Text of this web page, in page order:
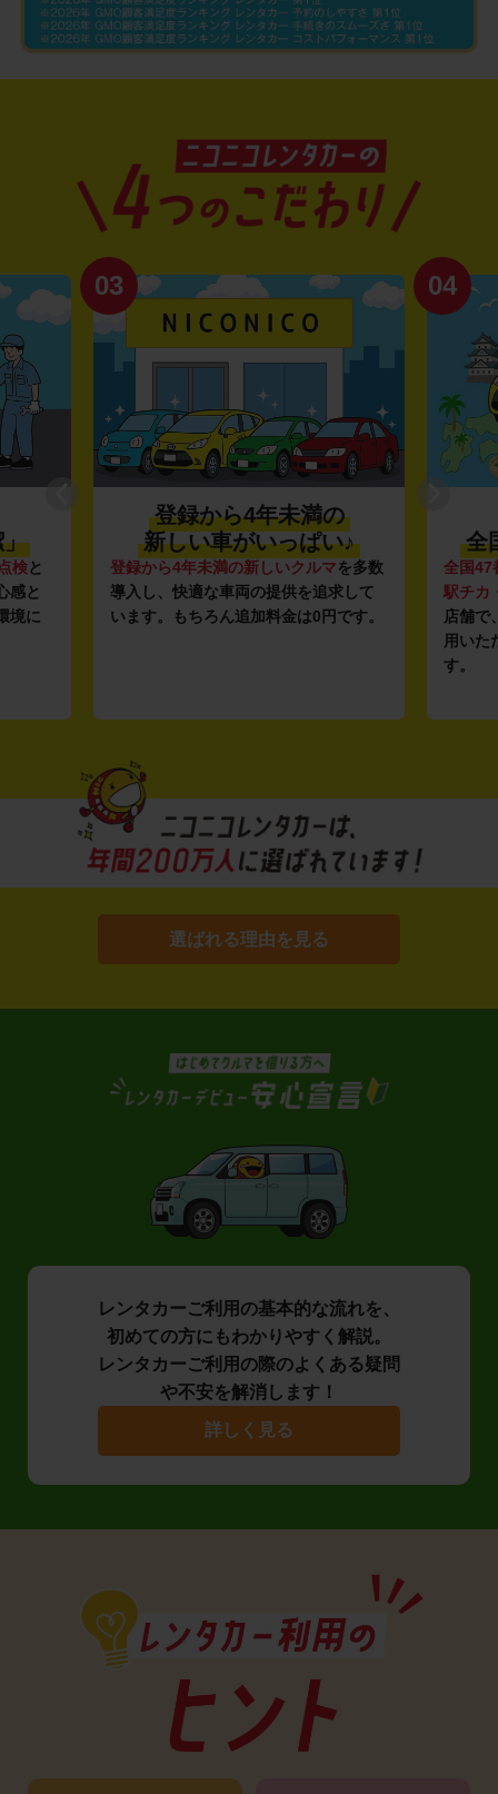
」
検と
感と
境に
03
登録から4年未満の
新しい車がいっぱい♪
登録から4年未満の新しいクルマを多数
導入し、快適な車両の提供を追求して
います。もちろん追加料金は0円です。
04
全
全国47
駅チカ
店舗で
用いた
す。
選ばれる理由を見る
レンタカーご利用の基本的な流れを、
初めての方にもわかりやすく解説。
レンタカーご利用の際のよくある疑問
や不安を解消します！
詳しく見る